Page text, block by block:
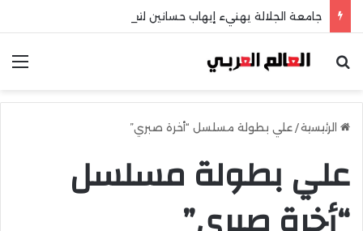
بحث عن
الرئيسية/ علي بطولة مسلسل “أخرة صبري”
علي بطولة مسلسل